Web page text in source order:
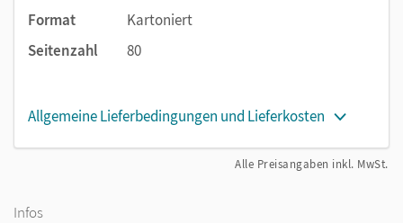
Format
Kartoniert
Seitenzahl
80
Allgemeine Lieferbedingungen und Lieferkosten
Alle Preisangaben inkl. MwSt.
Infos